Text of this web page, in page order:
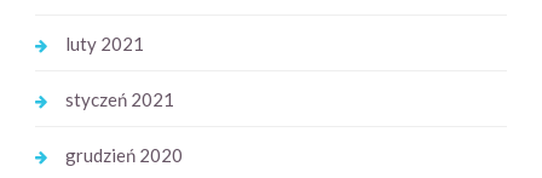
luty 2021
styczeń 2021
grudzień 2020